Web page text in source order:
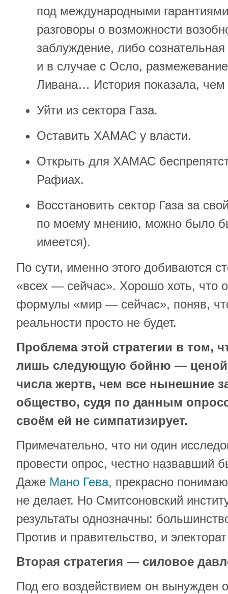
под международными
разговоры о возможности
заблуждение, либо
и в случае с Осло,
Ливана… История показала, чем
Уйти из сектора Газа.
Оставить ХАМАС у власти.
Открыть для ХАМАС
Рафиах.
Восстановить сектор Газа за
по моему мнению, можно было
имеется).
По сути, именно этого добиваются
«всех — сейчас». Хорошо хоть, что
формулы «мир — сейчас», поняв,
реальности просто не будет.
Проблема этой стратегии в том,
лишь следующую бойню — ценой
числа жертв, чем все нынешние
общество, судя по данным
своём ей не симпатизирует.
Примечательно, что ни один
провести опрос, честно назвавший
Даже Мано Гева, прекрасно
не делает. Но Смитсоновский
результаты однозначны:
Против и правительство, и
Вторая стратегия — силовое
Под его воздействием он вынужден